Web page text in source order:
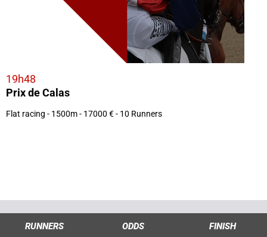
19h48
Prix de Calas
Flat racing - 1500m - 17000 € - 10 Runners
RUNNERS ODDS FINISH